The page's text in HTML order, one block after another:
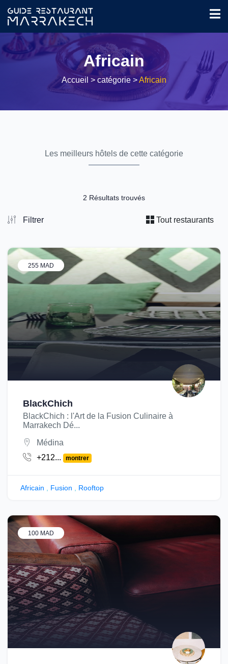
Africain
Accueil > catégorie >Africain
Les meilleurs hôtels de cette catégorie
2 Résultats trouvés
Filtrer Tout restaurants
255 MAD
BlackChich
BlackChich : l'Art de la Fusion Culinaire à
Marrakech Dé...
Médina
+212...
montrer
Africain Fusion Rooftop
100 MAD